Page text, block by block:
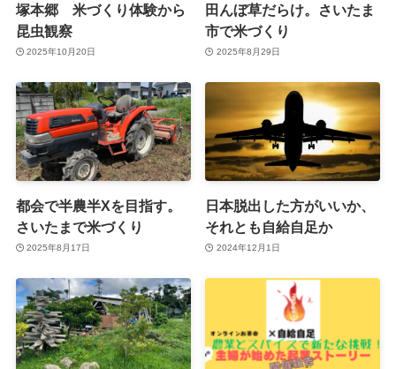
塚本郷 米づくり体験から
昆虫観察
2025年10月20日
田んぼ草だらけ。さいたま
市で米づくり
2025年8月29日
都会で半農半Xを目指す。
さいたまで米づくり
2025年8月17日
日本脱出した方がいいか、
それとも自給自足か
2024年12月1日